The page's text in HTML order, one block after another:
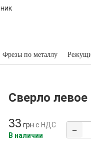
Фрезы по металлу
Сверло
33 грн с НДС
В наличии
−